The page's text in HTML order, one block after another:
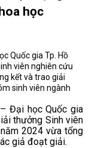
học
Quốc gia Tp. Hồ
viên nghiên cứu
kết và trao giải
sinh viên ngành
Đại học Quốc gia
thưởng Sinh viên
2024 vừa tổng
giả đoạt giải.